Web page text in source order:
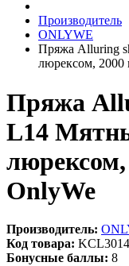
Производитель
ONLYWE
Пряжа Alluring
люрексом, 2000
Пряжа
L14
люрексом,
OnlyWe
Производитель:
Код товара: KCL3014
Бонусные баллы: 8